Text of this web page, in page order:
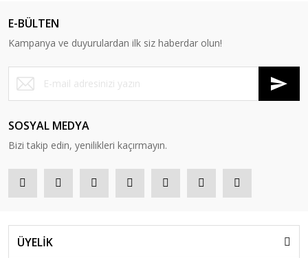
E-BÜLTEN
Kampanya ve duyurulardan ilk siz haberdar olun!
SOSYAL MEDYA
Bizi takip edin, yenilikleri kaçırmayın.
ÜYELİK